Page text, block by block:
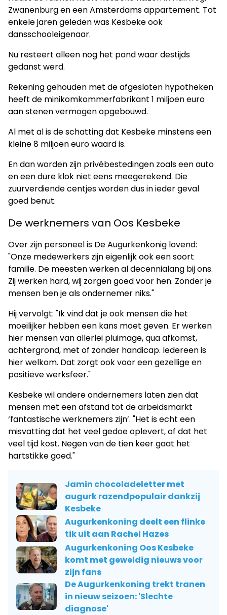
Zwanenburg en een Amsterdams appartement. Tot
enkele jaren geleden was Kesbeke ook
dansschooleigenaar.
Nu resteert alleen nog het pand waar destijds
gedanst werd.
Rekening gehouden met de afgesloten hypotheken
heeft de minikomkommerfabrikant 1 miljoen euro
aan stenen vermogen opgebouwd.
Al met al is de schatting dat Kesbeke minstens een
kleine 8 miljoen euro waard is.
En dan worden zijn privébestedingen zoals een auto
en een dure klok niet eens meegerekend. Die
zuurverdiende centjes worden dus in ieder geval
goed benut.
De werknemers van Oos Kesbeke
Over zijn personeel is De Augurkenkonig lovend:
"Onze medewerkers zijn eigenlijk ook een soort
familie. De meesten werken al decennialang bij ons.
Zij werken hard, wij zorgen goed voor hen. Zonder je
mensen ben je als ondernemer niks."
Hij vervolgt: "Ik vind dat je ook mensen die het
moeilijker hebben een kans moet geven. Er werken
hier mensen van allerlei pluimage, qua afkomst,
achtergrond, met of zonder handicap. Iedereen is
hier welkom. Dat zorgt ook voor een gezellige en
positieve werksfeer."
Kesbeke wil andere ondernemers laten zien dat
mensen met een afstand tot de arbeidsmarkt
‘fantastische werknemers zijn’. "Het is echt een
misvatting dat het veel gedoe oplevert, of dat het
veel tijd kost. Negen van de tien keer gaat het
hartstikke goed."
Jamin chocoladeletter met
augurk razendpopulair dankzij
Kesbeke
Augurkenkoning deelt een flinke
tik uit aan Rachel Hazes
Augurkenkoning Oos Kesbeke
komt met geweldig nieuws voor
zijn fans
De Augurkenkoning trekt tranen
in nieuw seizoen: 'Slechte
diagnose'